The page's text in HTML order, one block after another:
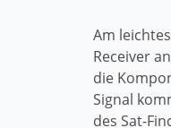
Am
Receiver
die
Signal
des Sat-